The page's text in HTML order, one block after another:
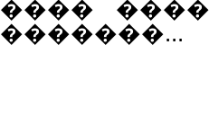
����
�������...